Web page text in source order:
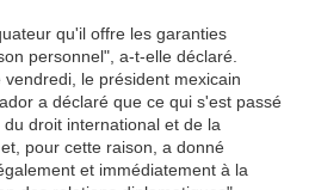
qu'il offre les garanties
personnel", a-t-elle déclaré.
le président mexicain
a déclaré que ce qui s'est passé
droit international et de la
pour cette raison, a donné
et immédiatement à la